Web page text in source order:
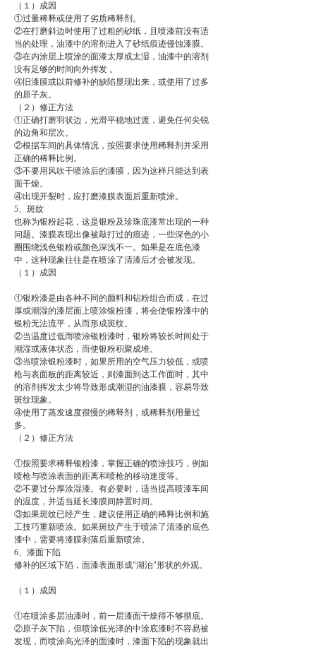
（１）成因
①过量稀释或使用了劣质稀释剂。
②在打磨斜边时使用了过粗的砂纸，且喷漆前没有适
当的处理，油漆中的溶剂进入了砂纸痕迹侵蚀漆膜。
③在内涂层上喷涂的面漆太厚或太湿，油漆中的溶剂
没有足够的时间向外挥发 。
④旧漆膜或以前修补的缺陷显现出来，或使用了过多
的原子灰。
（２）修正方法
①正确打磨羽状边，光滑平稳地过渡，避免任何尖锐
的边角和层次。
②根据车间的具体情况，按照要求使用稀释剂并采用
正确的稀释比例。
③不要用风吹干喷涂后的漆膜，因为这样只能达到表
面干燥。
④出现开裂时，应打磨漆膜表面后重新喷涂。
5、斑纹
也称为银粉起花，这是银粉及珍珠底漆常出现的一种
问题。漆膜表现出像被敲打过的痕迹，一些深色的小
圈围绕浅色银粉或颜色深浅不一。如果是在底色漆
中，这种现象往往是在喷涂了清漆后才会被发现。
（１）成因
①银粉漆是由各种不同的颜料和铝粉组合而成，在过
厚或潮湿的漆层面上喷涂银粉漆，将会使银粉漆中的
银粉无法流平，从而形成斑纹。
②当温度过低而喷涂银粉漆时，银粉将较长时间处于
潮湿或液体状态，而使银粉积聚成堆。
③当喷涂银粉漆时，如果所用的空气压力较低，或喷
枪与表面板的距离较近，则漆面到达工作面时，其中
的溶剂挥发太少将导致形成潮湿的油漆膜，容易导致
斑纹现象。
④使用了蒸发速度很慢的稀释剂，或稀释剂用量过
多。
（２）修正方法
①按照要求稀释银粉漆，掌握正确的喷涂技巧，例如
喷枪与喷涂表面的距离和喷枪的移动速度等。
②不要过分厚涂湿漆。有必要时，适当提高喷漆车间
的温度，并适当延长漆膜间静置时间。
③如果斑纹已经产生，建议使用正确的稀释比例和施
工技巧重新喷涂。如果斑纹产生于喷涂了清漆的底色
漆中，需要将漆膜剥落后重新喷涂。
6、漆面下陷
修补的区域下陷，面漆表面形成"湖泊"形状的外观。
（１）成因
①在喷涂多层油漆时，前一层漆面干燥得不够彻底。
②原子灰下陷，但喷涂低光泽的中涂底漆时不容易被
发现，而喷涂高光泽的面漆时，漆面下陷的现象就出